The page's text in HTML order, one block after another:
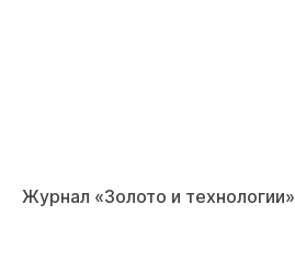
Журнал «Золото и технологии»